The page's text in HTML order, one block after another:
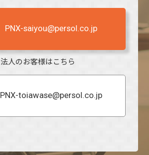
PNX-saiyou@persol.co.jp
法人のお客様はこちら
PNX-toiawase@persol.co.jp